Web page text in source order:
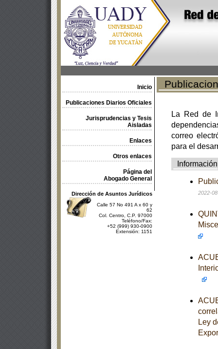
Inicio
Publicaciones Diarios Oficiales
Jurisprudencias y Tesis
Aisladas
Enlaces
Otros enlaces
Página del
Abogado General
Dirección de Asuntos Jurídicos
Calle 57 No 491 A x 60 y
62
Col. Centro, C.P. 97000
Teléfono/Fax:
+52 (999) 930-0900
Extensión: 1151
La Red de
correo
para el
Información
2022-
Ley